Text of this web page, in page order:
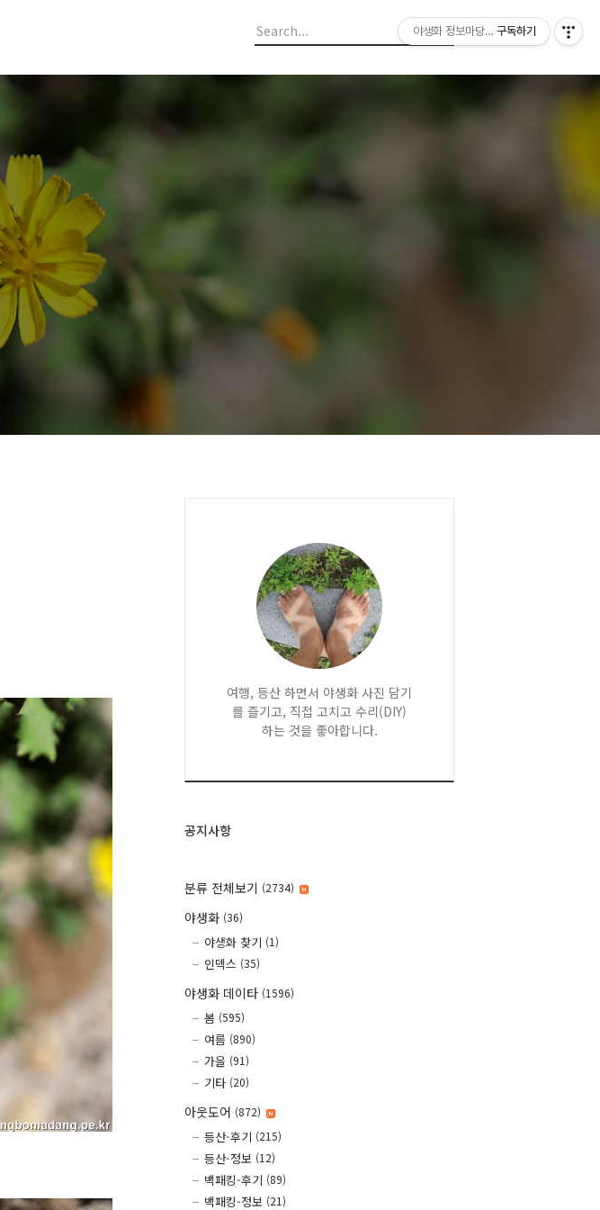
여행, 등산 하면서 야생화 사진 담기
를 즐기고, 직접 고치고 수리(DIY)
하는 것을 좋아합니다.
공지사항
분류 전체보기 (2734)
야생화 (36)
야생화 찾기 (1)
인덱스 (35)
야생화 데이타 (1596)
봄 (595)
여름 (890)
가을 (91)
기타 (20)
아웃도어 (872)
등산-후기 (215)
등산-정보 (12)
백패킹-후기 (89)
백패킹-정보 (21)
야생화 정보마당 입니다.
구독하기